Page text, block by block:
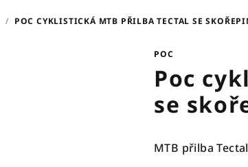
/ POC CYKLISTICKÁ MTB PŘILBA TECTAL SE
POC
Poc
se
MTB přilba